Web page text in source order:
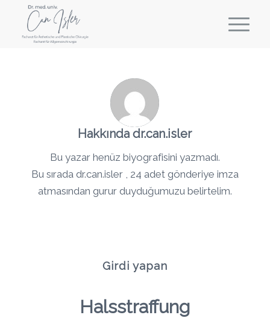
Hakkındadr.can.isler
Bu yazar henüz biyografisini yazmadı.
Bu sırada dr.can.isler, 24 adet gönderiye imza
atmasından gurur duyduğumuzu belirtelim.
Girdi yapan
Halsstraffung